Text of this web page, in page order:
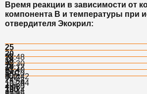
Время реакции в зависимости от
компонента B и температуры при
отвердителя Экокрил:
25
°C
28:48
10:12
6:44
4:48
20
°C
40:30
15:10
10:20
15
°C
61:40
24:48
13:24
10
°C
102:42
40:20
5 °C
157:44
100